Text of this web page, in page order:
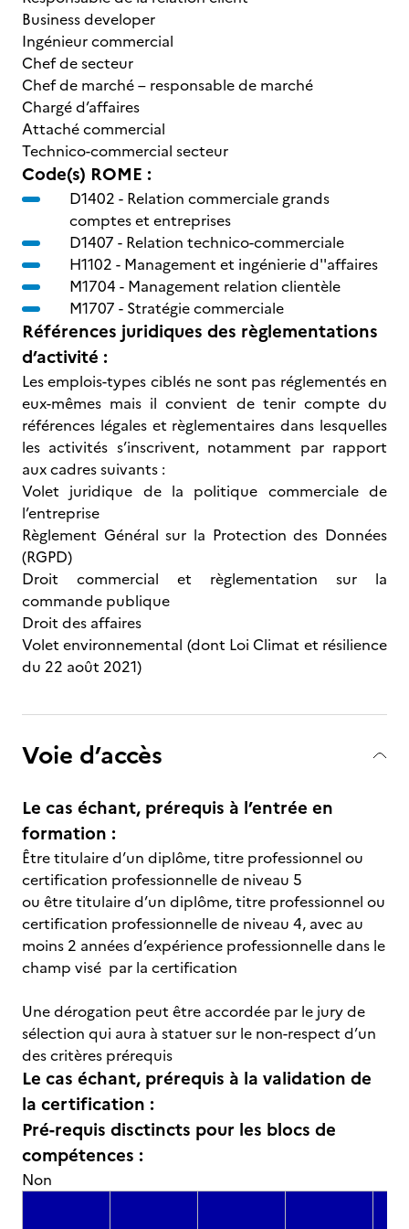
Business developer
Ingénieur commercial
Chef de secteur
Chef de marché – responsable de marché
Chargé d’affaires
Attaché commercial
Technico-commercial secteur
Code(s) ROME :
D1402 - Relation commerciale grands
comptes et entreprises
D1407 - Relation technico-commerciale
H1102 - Management et ingénierie d''affaires
M1704 - Management relation clientèle
M1707 - Stratégie commerciale
Références juridiques des règlementations
d’activité :
Les emplois-types ciblés ne sont pas réglementés en
eux-mêmes mais il convient de tenir compte du
références légales et règlementaires dans lesquelles
les activités s’inscrivent, notamment par rapport
aux cadres suivants :
Volet juridique de la politique commerciale de
l’entreprise
Règlement Général sur la Protection des Données
(RGPD)
Droit commercial et règlementation sur la
commande publique
Droit des affaires
Volet environnemental (dont Loi Climat et résilience
du 22 août 2021)
Voie d’accès
Le cas échant, prérequis à l’entrée en
formation :
Être titulaire d’un diplôme, titre professionnel ou
certification professionnelle de niveau 5
ou être titulaire d’un diplôme, titre professionnel ou
certification professionnelle de niveau 4, avec au
moins 2 années d’expérience professionnelle dans le
champ visé par la certification
Une dérogation peut être accordée par le jury de
sélection qui aura à statuer sur le non-respect d’un
des critères prérequis
Le cas échant, prérequis à la validation de
la certification :
Pré-requis disctincts pour les blocs de
compétences :
Non